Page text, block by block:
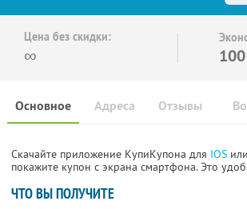
Цена без скидки:
∞ 100
Основное Отзывы
Адреса
Скачайте приложение КупиКупона для IOS или
покажите купон с экрана смартфона. Это
ЧТО ВЫ ПОЛУЧИТЕ